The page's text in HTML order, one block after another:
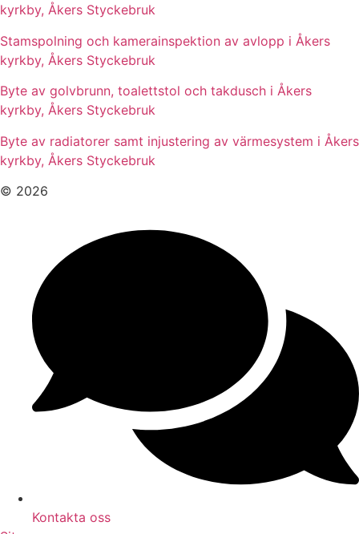
kyrkby, Åkers Styckebruk
Stamspolning och kamerainspektion av avlopp i Åkers
kyrkby, Åkers Styckebruk
Byte av golvbrunn, toalettstol och takdusch i Åkers
kyrkby, Åkers Styckebruk
Byte av radiatorer samt injustering av värmesystem i Åkers
kyrkby, Åkers Styckebruk
© 2026
Kontakta oss